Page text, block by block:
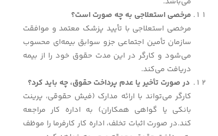
مرخصی استعلاجی به چه صورت است؟
مرخصی استعلاجی با تأیید پزشک معتمد و موافقت
سازمان تأمین اجتماعی جزو سوابق بیمه‌ای محسوب
می‌شود و کارگر در این مدت حقوق خود را از بیمه
دریافت می‌کند.
در صورت تأخیر یا عدم پرداخت حقوق، چه باید کرد؟
کارگر می‌تواند با ارائه مدارک (فیش حقوقی، پرینت
بانکی یا گواهی همکاران) به اداره کار مراجعه
کند.در صورت اثبات تخلف، اداره کار کارفرما را موظف